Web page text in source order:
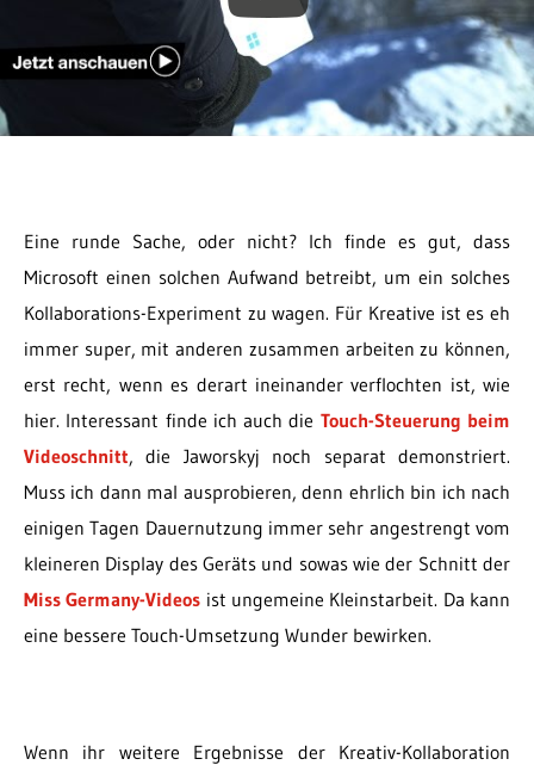
Eine runde Sache, oder nicht? Ich finde es gut, dass
Microsoft einen solchen Aufwand betreibt, um ein solches
Kollaborations-Experiment zu wagen. Für Kreative ist es eh
immer super, mit anderen zusammen arbeiten zu können,
erst recht, wenn es derart ineinander verflochten ist, wie
hier. Interessant finde ich auch die Touch-Steuerung beim
Videoschnitt, die Jaworskyj noch separat demonstriert.
Muss ich dann mal ausprobieren, denn ehrlich bin ich nach
einigen Tagen Dauernutzung immer sehr angestrengt vom
kleineren Display des Geräts und sowas wie der Schnitt der
Miss Germany-Videos ist ungemeine Kleinstarbeit. Da kann
eine bessere Touch-Umsetzung Wunder bewirken.
Wenn ihr weitere Ergebnisse der Kreativ-Kollaboration